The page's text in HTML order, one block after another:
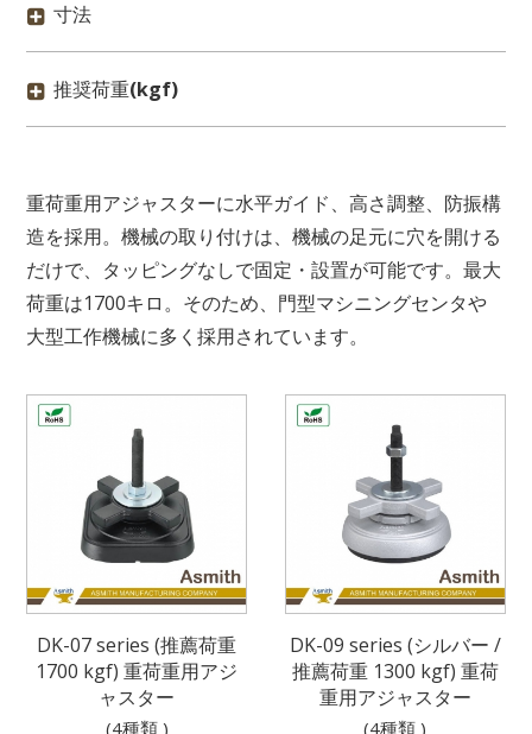
寸法
推奨荷重(kgf)
重荷重用アジャスターに水平ガイド、高さ調整、防振構
造を採用。機械の取り付けは、機械の足元に穴を開ける
だけで、タッピングなしで固定・設置が可能です。最大
荷重は1700キロ。そのため、門型マシニングセンタや
大型工作機械に多く採用されています。
DK-07 series (推薦荷重
1700 kgf) 重荷重用アジ
ャスター
(4種類 )
DK-09 series (シルバー /
推薦荷重 1300 kgf) 重荷
重用アジャスター
(4種類 )